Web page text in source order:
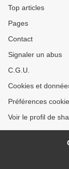
Top articles
Pages
Contact
Signaler un abus
C.G.U.
Cookies et
Préférences
Voir le profil de